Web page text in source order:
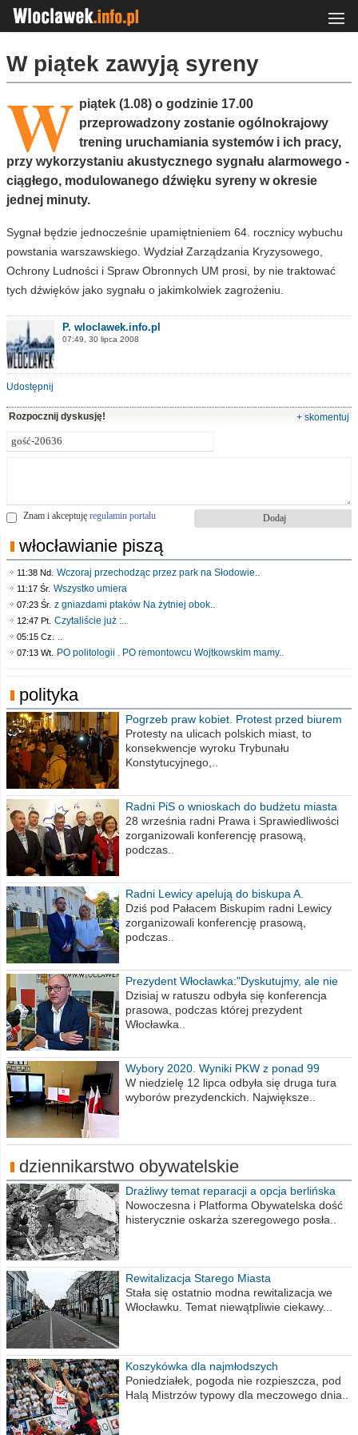
W piątek zawyją syreny
W piątek (1.08) o godzinie 17.00
przeprowadzony zostanie ogólnokrajowy
trening uruchamiania systemów i ich pracy,
przy wykorzystaniu akustycznego sygnału alarmowego -
ciągłego, modulowanego dźwięku syreny w okresie
jednej minuty.
Sygnał będzie jednocześnie upamiętnieniem 64. rocznicy wybuchu
powstania warszawskiego. Wydział Zarządzania Kryzysowego,
Ochrony Ludności i Spraw Obronnych UM prosi, by nie traktować
tych dźwięków jako sygnału o jakimkolwiek zagrożeniu.
P. wloclawek.info.pl
07:49, 30 lipca 2008
Udostępnij
Rozpocznij dyskusję! + skomentuj
Znam i akceptuję regulamin portalu
włocławianie piszą
11:38 Nd. Wczoraj przechodząc przez park na Słodowie..
11:17 Śr. Wszystko umiera
07:23 Śr. z gniazdami ptaków Na żytniej obok..
12:47 Pt. Czytaliście już :..
05:15 Cz. ..
07:13 Wt. PO politologii . PO remontowcu Wojtkowskim mamy..
polityka
Pogrzeb praw kobiet. Protest przed biurem
poselskim PiS
Protesty na ulicach polskich miast, to
konsekwencje wyroku Trybunału
Konstytucyjnego,..
Radni PiS o wnioskach do budżetu miasta
na 2021 rok
28 września radni Prawa i Sprawiedliwości
zorganizowali konferencję prasową,
podczas..
Radni Lewicy apelują do biskupa A.
Wiesława Meringa
Dziś pod Pałacem Biskupim radni Lewicy
zorganizowali konferencję prasową,
podczas..
Prezydent Włocławka:"Dyskutujmy, ale nie
obrażajmy się”
Dzisiaj w ratuszu odbyła się konferencja
prasowa, podczas której prezydent
Włocławka..
Wybory 2020. Wyniki PKW z ponad 99
procent obwodów
W niedzielę 12 lipca odbyła się druga tura
wyborów prezydenckich. Największe..
dziennikarstwo obywatelskie
Drażliwy temat reparacji a opcja berlińska
Nowoczesna i Platforma Obywatelska dość
histerycznie oskarża szeregowego posła..
Rewitalizacja Starego Miasta
Stała się ostatnio modna rewitalizacja we
Włocławku. Temat niewątpliwie ciekawy...
Koszykówka dla najmłodszych
Poniedziałek, pogoda nie rozpieszcza, pod
Halą Mistrzów typowy dla meczowego dnia..